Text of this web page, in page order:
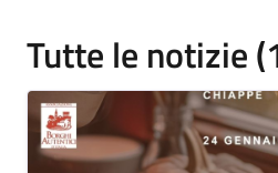
Tutte le notizie